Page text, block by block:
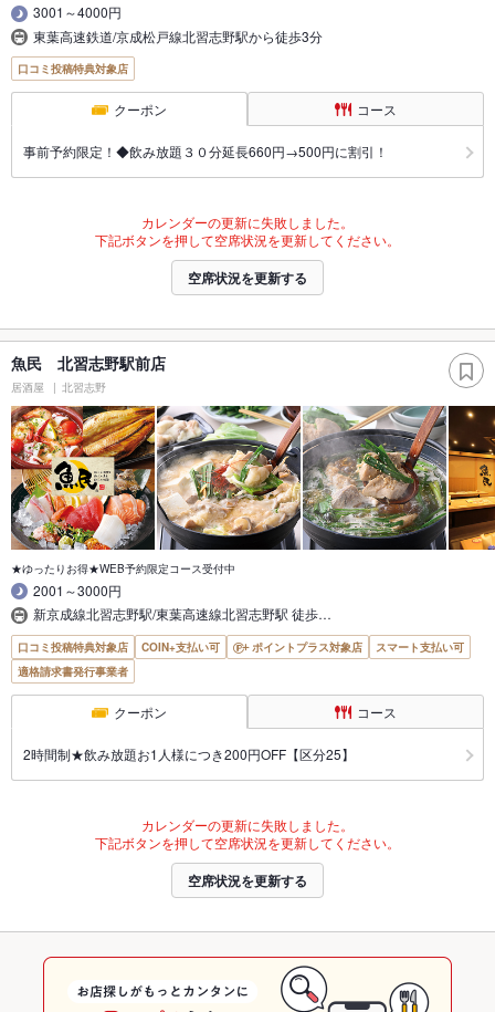
3001～4000円
東葉高速鉄道/京成松戸線北習志野駅から徒歩3分
口コミ投稿特典対象店
クーポン コース
事前予約限定！◆飲み放題３０分延長660円→500円に割引！
カレンダーの更新に失敗しました。
下記ボタンを押して空席状況を更新してください。
空席状況を更新する
魚民 北習志野駅前店
居酒屋 北習志野
★ゆったりお得★WEB予約限定コース受付中
2001～3000円
新京成線北習志野駅/東葉高速線北習志野駅 徒歩…
口コミ投稿特典対象店 COIN+支払い可 ポイントプラス対象店
スマート支払い可
適格請求書発行事業者
クーポン コース
2時間制★飲み放題お1人様につき200円OFF【区分25】
カレンダーの更新に失敗しました。
下記ボタンを押して空席状況を更新してください。
空席状況を更新する